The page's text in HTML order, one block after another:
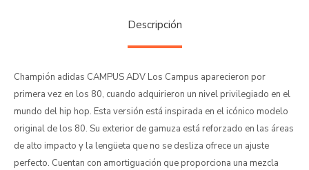
Descripción
Champión adidas CAMPUS ADV Los Campus aparecieron por
primera vez en los 80, cuando adquirieron un nivel privilegiado en el
mundo del hip hop. Esta versión está inspirada en el icónico modelo
original de los 80. Su exterior de gamuza está reforzado en las áreas
de alto impacto y la lengüeta que no se desliza ofrece un ajuste
perfecto. Cuentan con amortiguación que proporciona una mezcla